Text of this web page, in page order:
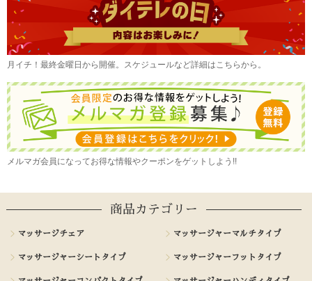
月イチ！最終金曜日から開催。スケジュールなど詳細はこちらから。
メルマガ会員になってお得な情報やクーポンをゲットしよう!!
商品カテゴリー
マッサージチェア マッサージャーマルチタイプ
マッサージャーシートタイプ マッサージャーフットタイプ